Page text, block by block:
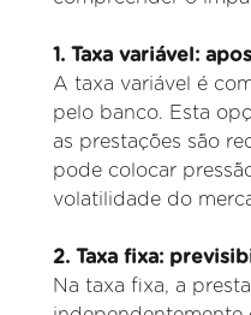
1. Taxa variável:
A taxa variável é
pelo banco. Esta
as prestações são
pode colocar
volatilidade do
2. Taxa fixa:
Na taxa fixa, a